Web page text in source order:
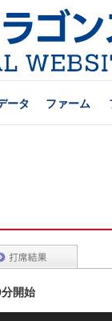
ータ ファーム
開始